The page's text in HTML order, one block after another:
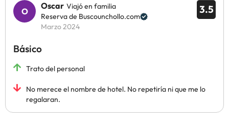
3.5
Oscar Viajó en familia
Reserva de Buscounchollo.com
Marzo 2024
Básico
Trato del personal
No merece el nombre de hotel. No repetiría ni que me lo
regalaran.